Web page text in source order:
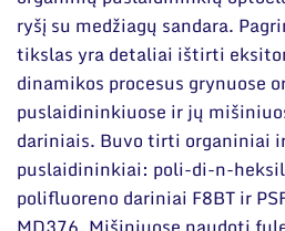
ryšį su medžiagų sandara.
tikslas yra detaliai ištirti
dinamikos procesus grynuose
puslaidininkiuose ir jų
dariniais. Buvo tirti organiniai
puslaidininkiai: poli-di-n-
polifluoreno dariniai F8BT ir